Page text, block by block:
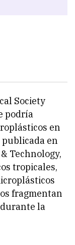
Society
podría
en
publicada en
Technology,
tropicales,
fragmentan
la